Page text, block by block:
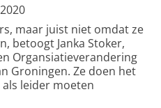
maar juist niet omdat ze
betoogt Janka Stoker,
Organsiatieverandering
Groningen. Ze doen het
leider moeten